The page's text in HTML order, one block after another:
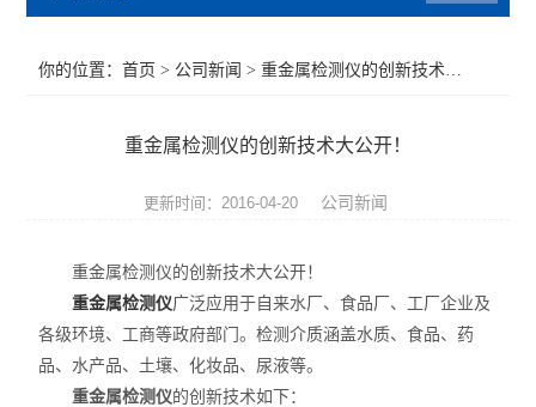
ROHS分析仪
卤素检测仪
环保检测仪
你的位置：首页 > 公司新闻 > 重金属检测仪的创新技术大公开！
重金属检测仪的创新技术大公开！
更新时间：2016-04-20 公司新闻
重金属检测仪的创新技术大公开！
重金属检测仪广泛应用于自来水厂、食品厂、工厂企业及
各级环境、工商等政府部门。检测介质涵盖水质、食品、药
品、水产品、土壤、化妆品、尿液等。
重金属检测仪的创新技术如下：